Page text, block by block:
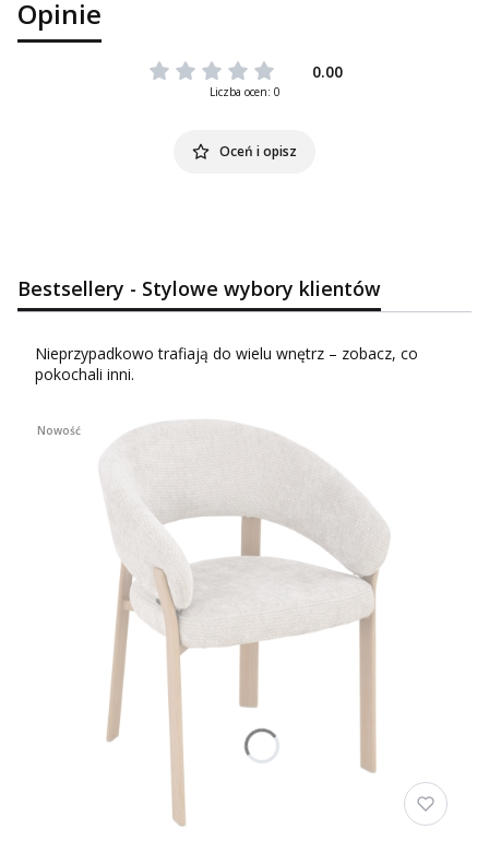
Opinie
0.00
Liczba ocen: 0
Oceń i opisz
Bestsellery - Stylowe wybory klientów
Nieprzypadkowo trafiają do wielu wnętrz – zobacz, co
pokochali inni.
Nowość